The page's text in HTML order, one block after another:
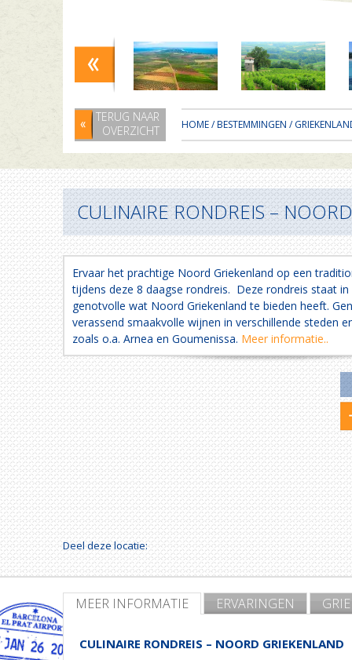
TERUG NAAR
OVERZICHT
HOME/BESTEMMINGEN /
CULINAIRE RONDREIS –
Ervaar het prachtige Noord Griekenland op een
tijdens deze 8 daagse rondreis. Deze rondreis staat
genotvolle wat Noord Griekenland te bieden heeft.
verassend smaakvolle wijnen in verschillende steden
zoals o.a. Arnea en Goumenissa. Meer informatie..
Deel deze locatie:
MEER INFORMATIE ERVARINGEN
CULINAIRE RONDREIS – NOORD GRIEKENLAND